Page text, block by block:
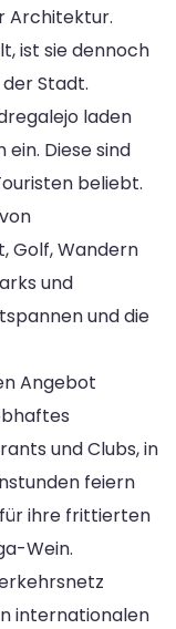
Architektur.
ist sie dennoch
Stadt.
laden
Diese sind
beliebt.
Golf, Wandern
und
und die
Angebot
und Clubs, in
feiern
ihre frittierten
Wein.
internationalen